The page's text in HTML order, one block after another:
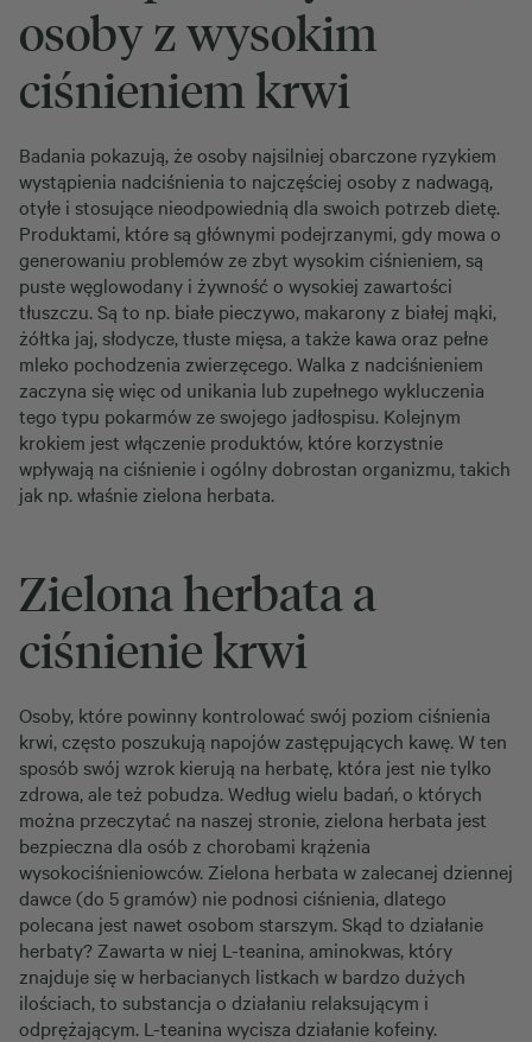
osoby z wysokim
ciśnieniem krwi
Badania pokazują, że osoby najsilniej obarczone ryzykiem
wystąpienia nadciśnienia to najczęściej osoby z nadwagą,
otyłe i stosujące nieodpowiednią dla swoich potrzeb dietę.
Produktami, które są głównymi podejrzanymi, gdy mowa o
generowaniu problemów ze zbyt wysokim ciśnieniem, są
puste węglowodany i żywność o wysokiej zawartości
tłuszczu. Są to np. białe pieczywo, makarony z białej mąki,
żółtka jaj, słodycze, tłuste mięsa, a także kawa oraz pełne
mleko pochodzenia zwierzęcego. Walka z nadciśnieniem
zaczyna się więc od unikania lub zupełnego wykluczenia
tego typu pokarmów ze swojego jadłospisu. Kolejnym
krokiem jest włączenie produktów, które korzystnie
wpływają na ciśnienie i ogólny dobrostan organizmu, takich
jak np. właśnie zielona herbata.
Zielona herbata a
ciśnienie krwi
Osoby, które powinny kontrolować swój poziom ciśnienia
krwi, często poszukują napojów zastępujących kawę. W ten
sposób swój wzrok kierują na herbatę, która jest nie tylko
zdrowa, ale też pobudza. Według wielu badań, o których
można przeczytać na naszej stronie, zielona herbata jest
bezpieczna dla osób z chorobami krążenia
wysokociśnieniowców. Zielona herbata w zalecanej dziennej
dawce (do 5 gramów) nie podnosi ciśnienia, dlatego
polecana jest nawet osobom starszym. Skąd to działanie
herbaty? Zawarta w niej L-teanina, aminokwas, który
znajduje się w herbacianych listkach w bardzo dużych
ilościach, to substancja o działaniu relaksującym i
odprężającym. L-teanina wycisza działanie kofeiny.